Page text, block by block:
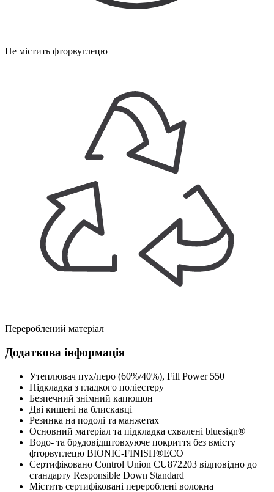
Не містить фторвуглецю
Перероблений матеріал
Додаткова інформація
Утеплювач пух/перо (60%/40%), Fill Power 550
Підкладка з гладкого поліестеру
Безпечний знімний капюшон
Дві кишені на блискавці
Резинка на подолі та манжетах
Основний матеріал та підкладка схвалені bluesign®
Водо- та брудовідштовхуюче покриття без вмісту
фторвуглецю BIONIC-FINISH®ECO
Сертифіковано Control Union CU872203 відповідно до
стандарту Responsible Down Standard
Містить сертифіковані перероблені волокна